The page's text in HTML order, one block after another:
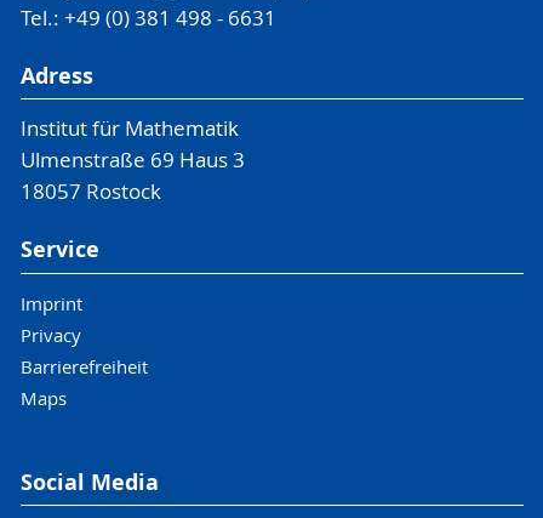
Tel.: +49 (0) 381 498 - 6631
Adress
Institut für Mathematik
Ulmenstraße 69 Haus 3
18057 Rostock
Service
Imprint
Privacy
Barrierefreiheit
Maps
Social Media